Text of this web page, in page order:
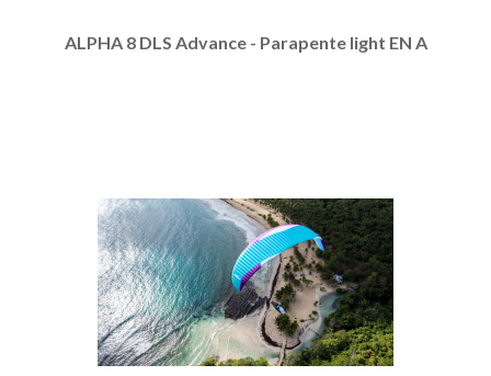
ALPHA 8 DLS Advance - Parapente light EN A